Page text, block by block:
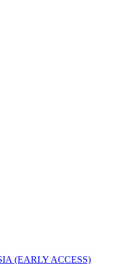
(EARLY ACCESS)